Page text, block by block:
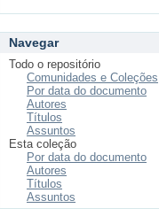
Navegar
Todo o repositório
Comunidades e Coleções
Por data do documento
Autores
Títulos
Assuntos
Esta coleção
Por data do documento
Autores
Títulos
Assuntos